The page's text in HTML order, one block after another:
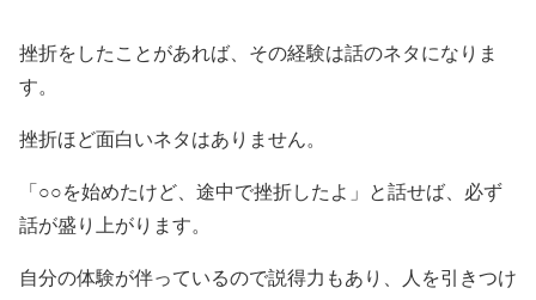
挫折をしたことがあれば、その経験は話のネタになりま
す。
挫折ほど面白いネタはありません。
「○○を始めたけど、途中で挫折したよ」と話せば、必ず
話が盛り上がります。
自分の体験が伴っているので説得力もあり、人を引きつけ